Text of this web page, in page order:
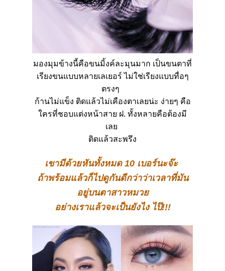
มองมุมข้างนี้คือขนมิ้งค์ละมุนมาก เป็นขนตาที่
เรียงขนแบบหลายเลเยอร์ ไม่ใช่เรียงแบบทื่อๆ
ตรงๆ
ก้านไม่แข็ง ติดแล้วไม่เคืองตาเลยน่ะ ง่ายๆ คือ
ใครที่ชอบแต่งหน้าสาย ฝ. ทั้งหลายคือต้องมี
เลย
ติดแล้วสะพรึง
เขามีด้วยหันทั้งหมด10 เบอร์นะจ๊ะ
ถ้าพร้อมแล้วก็ไปดูกันดีกว่าว่าเวลาที่มัน
อยู่บนตาสาวหมวย
อย่างเราแล้วจะเป็นยังไง ไป๊!!!